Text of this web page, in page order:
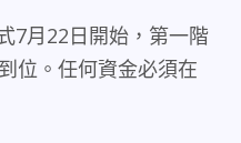
7月22日開始，第一階
位。任何資金必須在